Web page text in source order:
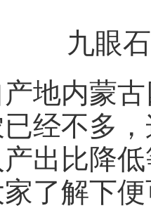
九眼
地内蒙古
经不多
出比降
了解下